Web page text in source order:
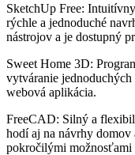
SketchUp Free:
rýchle a jednoduché
nástrojov a je dostupný
Sweet Home 3D:
vytváranie jednoduchých
webová aplikácia.
FreeCAD: Silný a
hodí aj na návrhy domov
pokročilými možnosťami